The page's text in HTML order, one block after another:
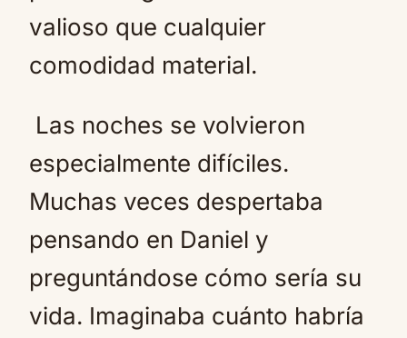
valioso que cualquier
comodidad material.
Las noches se volvieron
especialmente difíciles.
Muchas veces despertaba
pensando en Daniel y
preguntándose cómo sería su
vida. Imaginaba cuánto habría